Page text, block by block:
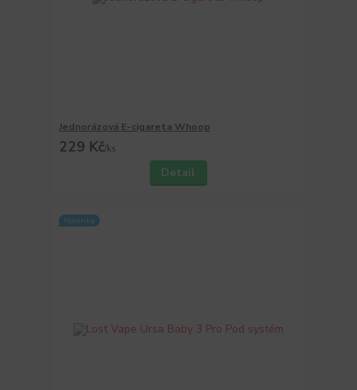
Jednorázová E-cigareta Whoop
229 Kč/ks
Detail
Novinka